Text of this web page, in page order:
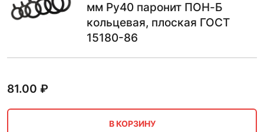
мм Ру40 паронит ПОН-Б
кольцевая, плоская ГОСТ
15180-86
81.00 ₽
В КОРЗИНУ